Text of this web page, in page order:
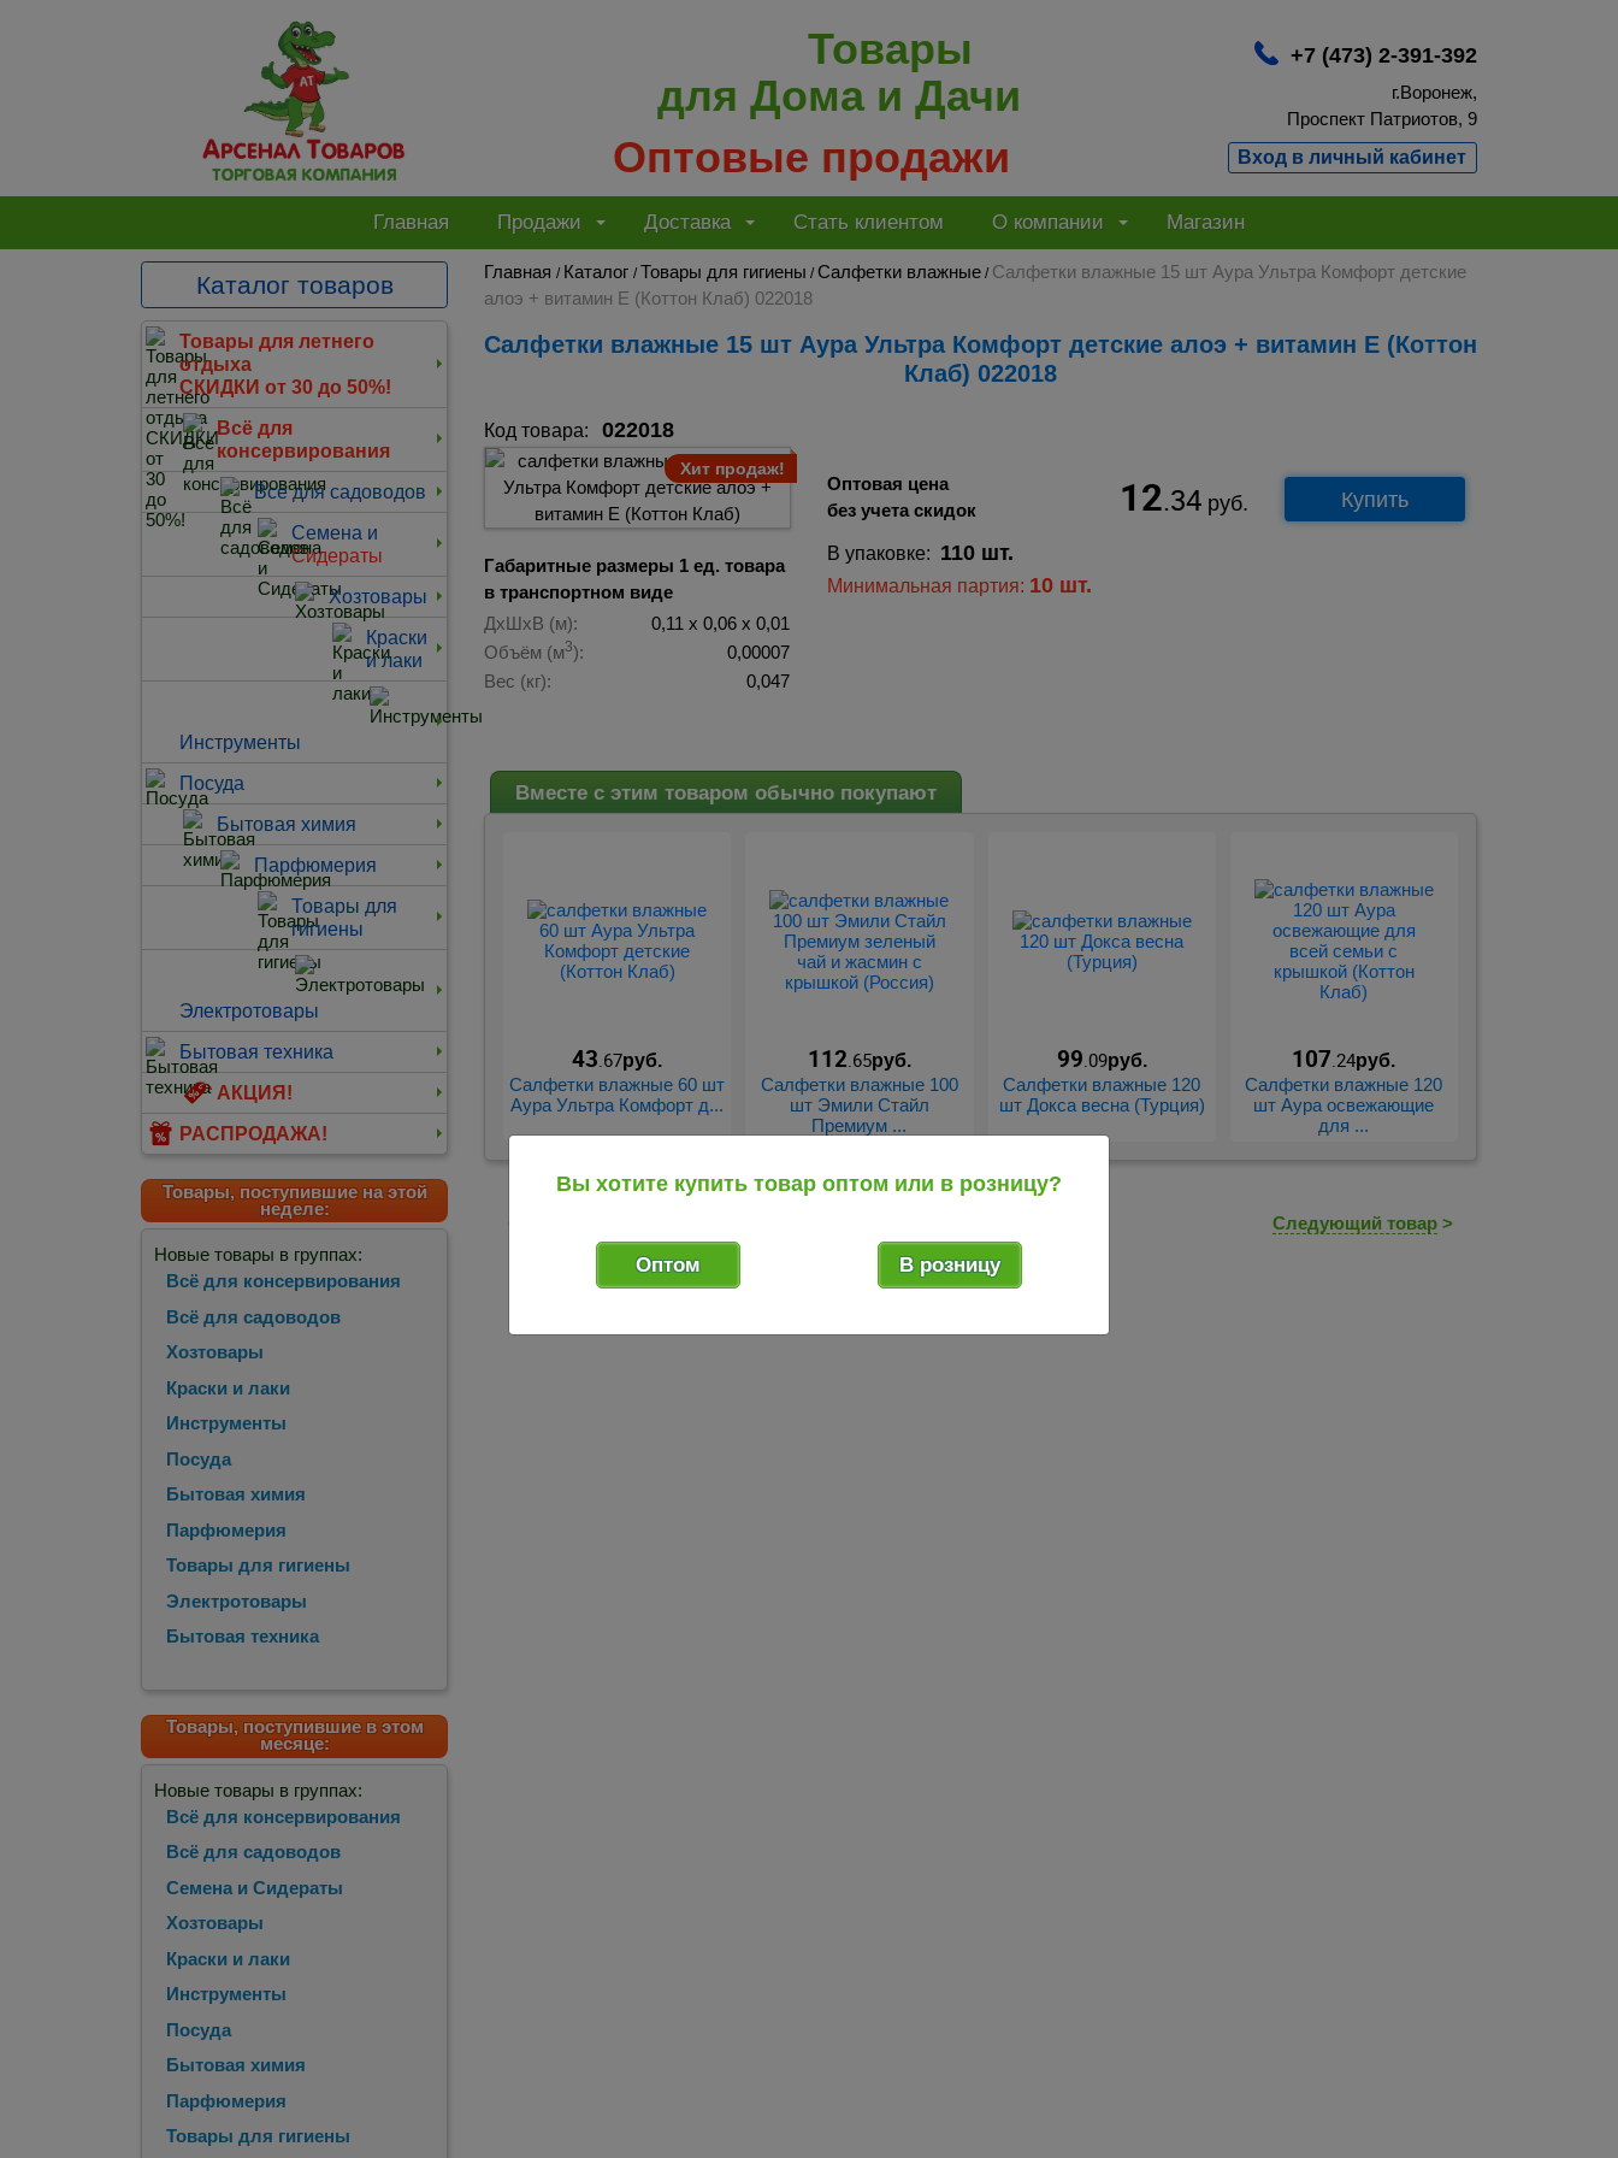
Товары
для Дома и Дачи
Оптовые продажи
+7 (473) 2-391-392
г.Воронеж,
Проспект Патриотов, 9
Вход в личный кабинет
Главная Продажи Доставка Стать клиентом О компании Магазин
Каталог товаров
Товары для летнего
отдыха
СКИДКИ от 30 до 50%!
Всё для
консервирования
Всё для садоводов
Семена и
Сидераты
Хозтовары
Краски
и лаки
Инструменты
Посуда
Бытовая химия
Парфюмерия
Товары для
гигиены
Электротовары
Бытовая техника
АКЦИЯ!
РАСПРОДАЖА!
Товары, поступившие на этой
неделе:
Новые товары в группах:
Всё для консервирования
Всё для садоводов
Хозтовары
Краски и лаки
Инструменты
Посуда
Бытовая химия
Парфюмерия
Товары для гигиены
Электротовары
Бытовая техника
Товары, поступившие в этом
месяце:
Новые товары в группах:
Всё для консервирования
Всё для садоводов
Семена и Сидераты
Хозтовары
Краски и лаки
Инструменты
Посуда
Бытовая химия
Парфюмерия
Товары для гигиены
Главная / Каталог /Товары для гигиены /Салфетки влажные / Салфетки влажные 15 шт Аура Ультра Комфорт детские
алоэ + витамин Е (Коттон Клаб) 022018
Салфетки влажные 15 шт Аура Ультра Комфорт детские алоэ + витамин Е (Коттон
Клаб) 022018
Код товара: 022018
Хит продаж!
Габаритные размеры 1 ед. товара
в транспортном виде
ДхШхВ (м):
0,11 х 0,06 х 0,01
Объём (м3):
0,00007
Вес (кг):
0,047
Оптовая цена
без учета скидок
12.34руб. Купить
В упаковке: 110 шт.
Минимальная партия: 10 шт.
Вместе с этим товаром обычно покупают
43.67руб.
Салфетки влажные 60 шт
Аура Ультра Комфорт д...
112.65руб.
Салфетки влажные 100
шт Эмили Стайл
Премиум ...
99.09руб.
Салфетки влажные 120
шт Докса весна (Турция)
107.24руб.
Салфетки влажные 120
шт Аура освежающие
для ...
< Следующий товар >
Вы хотите купить товар оптом или в розницу?
Оптом В розницу